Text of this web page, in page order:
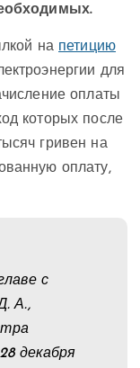
на петицию
для
оплаты
которых после
гривен на
оплату,
с
А.,
декабря